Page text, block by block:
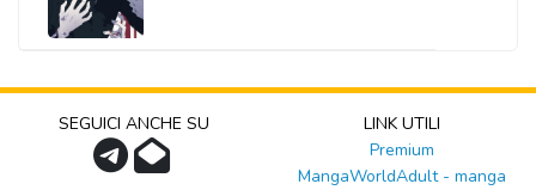
SEGUICI ANCHE SU
LINK UTILI
Premium
MangaWorldAdult - manga